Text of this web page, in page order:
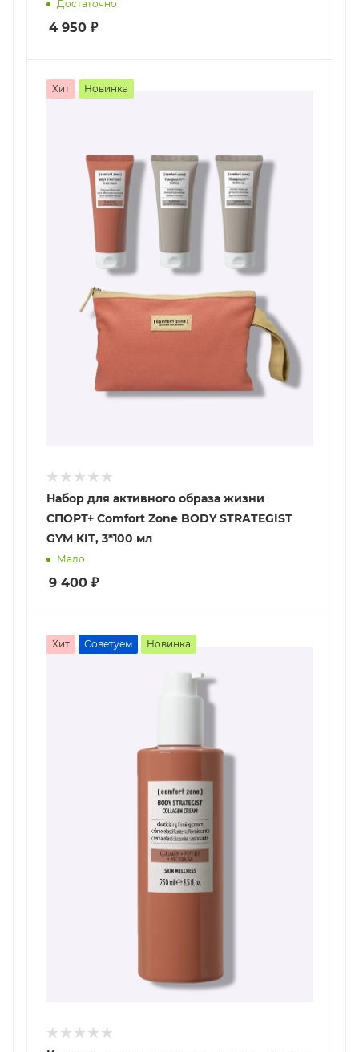
Достаточно
4 950 ₽
Хит Новинка
Набор для активного образа жизни
СПОРТ+ Comfort Zone BODY STRATEGIST
GYM KIT, 3*100 мл
Мало
9 400 ₽
Хит Советуем Новинка